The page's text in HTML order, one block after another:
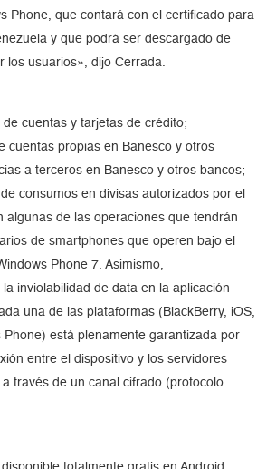
Phone, que contará con el certificado para
y que podrá ser descargado de
los usuarios», dijo Cerrada.
cuentas y tarjetas de crédito;
cuentas propias en Banesco y otros
a terceros en Banesco y otros bancos;
consumos en divisas autorizados por el
algunas de las operaciones que tendrán
de smartphones que operen bajo el
Phone 7. Asimismo,
inviolabilidad de data en la aplicación
una de las plataformas (BlackBerry, iOS,
Phone) está plenamente garantizada por
entre el dispositivo y los servidores
a través de un canal cifrado (protocolo